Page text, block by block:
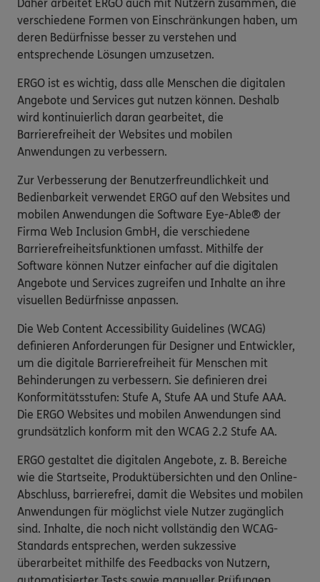
Daher arbeitet ERGO auch mit Nutzern zusammen, die
verschiedene Formen von Einschränkungen haben, um
deren Bedürfnisse besser zu verstehen und
entsprechende Lösungen umzusetzen.
ERGO ist es wichtig, dass alle Menschen die digitalen
Angebote und Services gut nutzen können. Deshalb
wird kontinuierlich daran gearbeitet, die
Barrierefreiheit der Websites und mobilen
Anwendungen zu verbessern.
Zur Verbesserung der Benutzerfreundlichkeit und
Bedienbarkeit verwendet ERGO auf den Websites und
mobilen Anwendungen die Software Eye-Able® der
Firma Web Inclusion GmbH, die verschiedene
Barrierefreiheitsfunktionen umfasst. Mithilfe der
Software können Nutzer einfacher auf die digitalen
Angebote und Services zugreifen und Inhalte an ihre
visuellen Bedürfnisse anpassen.
Die Web Content Accessibility Guidelines (WCAG)
definieren Anforderungen für Designer und Entwickler,
um die digitale Barrierefreiheit für Menschen mit
Behinderungen zu verbessern. Sie definieren drei
Konformitätsstufen: Stufe A, Stufe AA und Stufe AAA.
Die ERGO Websites und mobilen Anwendungen sind
grundsätzlich konform mit den WCAG 2.2 Stufe AA.
ERGO gestaltet die digitalen Angebote, z. B. Bereiche
wie die Startseite, Produktübersichten und den Online-
Abschluss, barrierefrei, damit die Websites und mobilen
Anwendungen für möglichst viele Nutzer zugänglich
sind. Inhalte, die noch nicht vollständig den WCAG-
Standards entsprechen, werden sukzessive
überarbeitet mithilfe des Feedbacks von Nutzern,